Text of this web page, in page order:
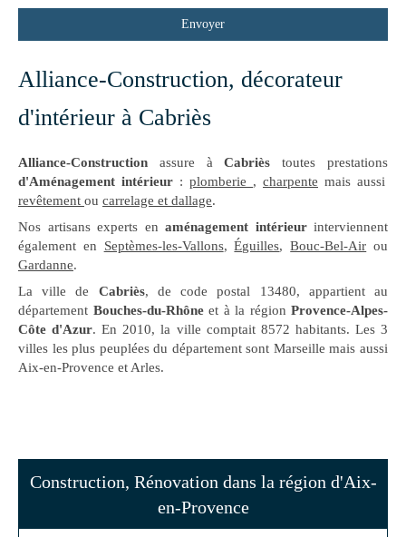
Envoyer
Alliance-Construction, décorateur
d'intérieur à Cabriès
Alliance-Construction assure àCabriès toutes prestations
d'Aménagement intérieur : plomberie , charpente mais aussi
revêtement ou carrelage et dallage.
Nos artisans experts en aménagement intérieurinterviennent
également en Septèmes-les-Vallons,Éguilles,Bouc-Bel-Air ou
Gardanne.
La ville de Cabriès, de code postal 13480, appartient au
département Bouches-du-Rhôneet à la région Provence-Alpes-
Côte d'Azur. En 2010, la ville comptait 8572 habitants. Les 3
villes les plus peuplées du département sont Marseille mais aussi
Aix-en-Provence et Arles.
Construction, Rénovation dans la région d'Aix-
en-Provence